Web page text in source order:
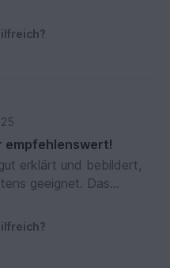
und die Luftmasche
Teile verbindet?
ja eine nachricht
empfehlenswert!
erklärt und bebildert,
geeignet. Das
ich wurde schon oft
bewundert. Eine super
kombinierbar.